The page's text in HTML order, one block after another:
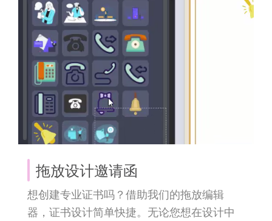
拖放设计邀请函
想创建专业证书吗？借助我们的拖放编辑
器，证书设计简单快捷。无论您想在设计中